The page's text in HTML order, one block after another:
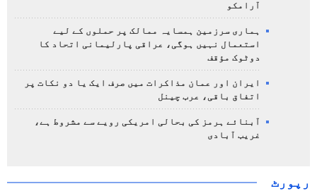
آرامکو
ہماری سرزمین ہمسایہ ممالک پر حملوں کے لیے
استعمال نہیں ہوگی، عراقی پارلیمانی اتحاد کا
دوٹوک مؤقف
ایران اور عمان مذاکرات میں صرف ایک یا دو نکات پر
اتفاق باقی، عرب چینل
آبنائے ہرمز کی بحالی امریکی رویے سے مشروط ہے،
غریب آبادی
رپورٹ